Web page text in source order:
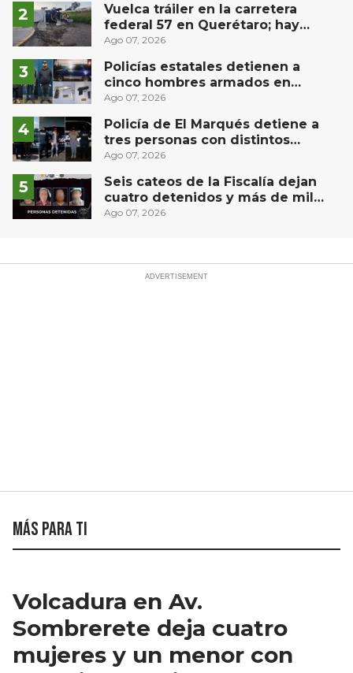
Vuelca tráiler en la carretera
federal 57 en Querétaro; hay
derrame de combustible
Ago 07, 2026
Policías estatales detienen a
cinco hombres armados en
Puebla capital
Ago 07, 2026
Policía de El Marqués detiene a
tres personas con distintos
narcóticos
Ago 07, 2026
Seis cateos de la Fiscalía dejan
cuatro detenidos y más de mil
dosis aseguradas en Querétaro
Ago 07, 2026
Más para ti
Volcadura en Av.
Sombrerete deja cuatro
mujeres y un menor con